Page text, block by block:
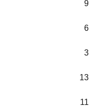
9
6
3
13
11